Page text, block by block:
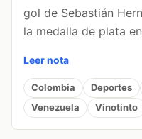
gol de Sebastián
la medalla de plata
Leer nota
Colombia Deportes
Venezuela
Vinotinto